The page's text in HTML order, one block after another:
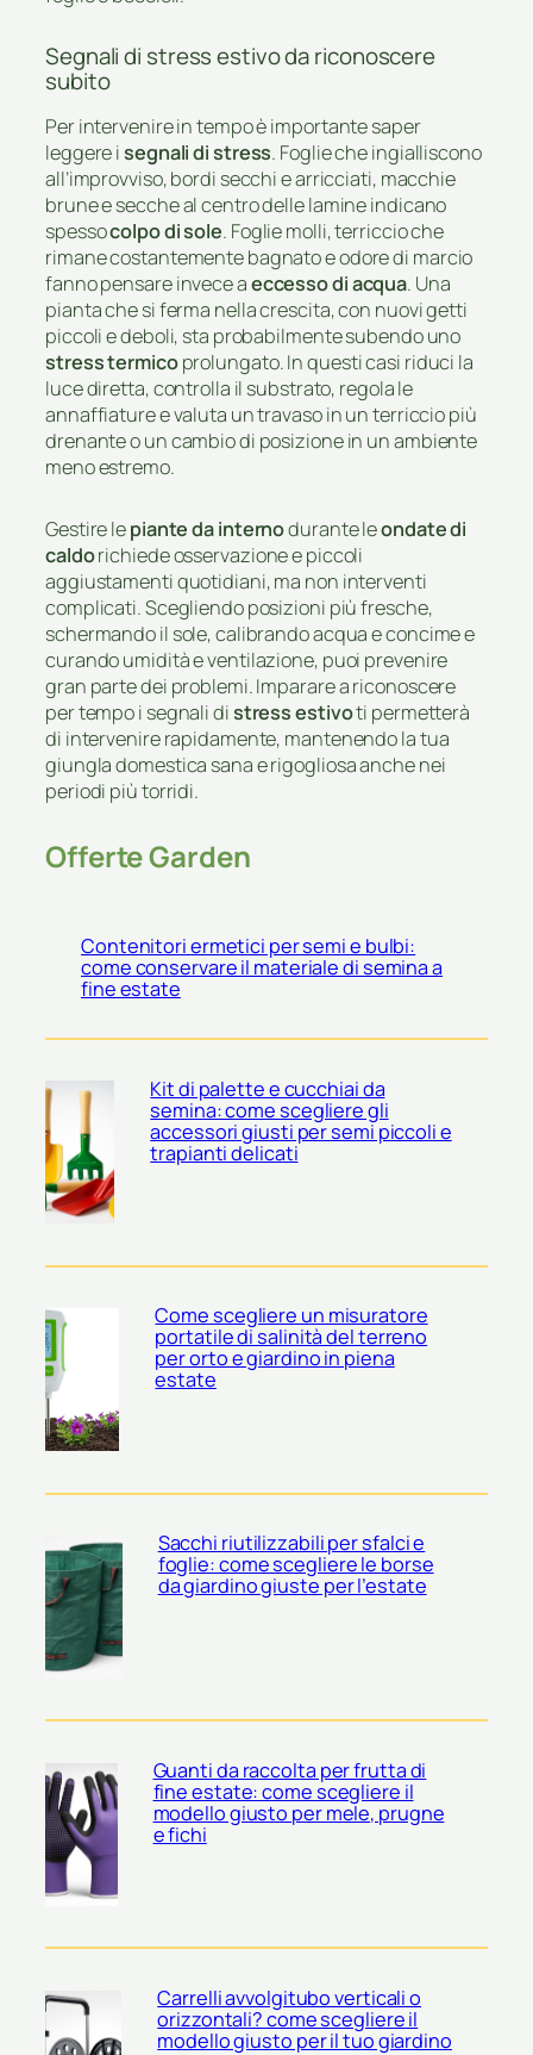
Segnali di stress estivo da riconoscere
subito
Per intervenire in tempo è importante saper
leggere isegnali di stress. Foglie che ingialliscono
all’improvviso, bordi secchi e arricciati, macchie
brune e secche al centro delle lamine indicano
spessocolpo di sole. Foglie molli, terriccio che
rimane costantemente bagnato e odore di marcio
fanno pensare invece aeccesso di acqua. Una
pianta che si ferma nella crescita, con nuovi getti
piccoli e deboli, sta probabilmente subendo uno
stress termicoprolungato. In questi casi riduci la
luce diretta, controlla il substrato, regola le
annaffiature e valuta un travaso in un terriccio più
drenante o un cambio di posizione in un ambiente
meno estremo.
Gestire lepiante da internodurante leondate di
caldorichiede osservazione e piccoli
aggiustamenti quotidiani, ma non interventi
complicati. Scegliendo posizioni più fresche,
schermando il sole, calibrando acqua e concime e
curando umidità e ventilazione, puoi prevenire
gran parte dei problemi. Imparare a riconoscere
per tempo i segnali distress estivoti permetterà
di intervenire rapidamente, mantenendo la tua
giungla domestica sana e rigogliosa anche nei
periodi più torridi.
Offerte Garden
Contenitori ermetici per semi e bulbi:
come conservare il materiale di semina a
fine estate
Kit di palette e cucchiai da
semina: come scegliere gli
accessori giusti per semi piccoli e
trapianti delicati
Come scegliere un misuratore
portatile di salinità del terreno
per orto e giardino in piena
estate
Sacchi riutilizzabili per sfalci e
foglie: come scegliere le borse
da giardino giuste per l’estate
Guanti da raccolta per frutta di
fine estate: come scegliere il
modello giusto per mele, prugne
e fichi
Carrelli avvolgitubo verticali o
orizzontali? come scegliere il
modello giusto per il tuo giardino